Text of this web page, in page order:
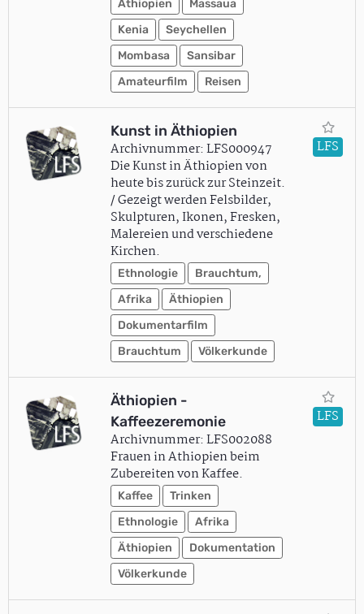
Äthiopien
Massaua
Kenia
Seychellen
Mombasa
Sansibar
Amateurfilm
Reisen
Kunst in Äthiopien
Archivnummer: LFS000947
Die Kunst in Äthiopien von
heute bis zurück zur Steinzeit.
/ Gezeigt werden Felsbilder,
Skulpturen, Ikonen, Fresken,
Malereien und verschiedene
Kirchen.
Ethnologie
Brauchtum,
Afrika
Äthiopien
Dokumentarfilm
Brauchtum
Völkerkunde
LFS
Äthiopien -
Kaffeezeremonie
Archivnummer: LFS002088
Frauen in Athiopien beim
Zubereiten von Kaffee.
Kaffee
Trinken
Ethnologie
Afrika
Äthiopien
Dokumentation
Völkerkunde
LFS